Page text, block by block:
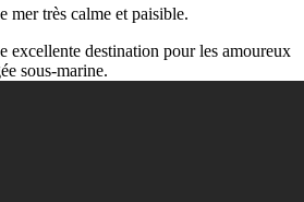
mer très calme et paisible.
excellente destination pour les amoureux
sous-marine.